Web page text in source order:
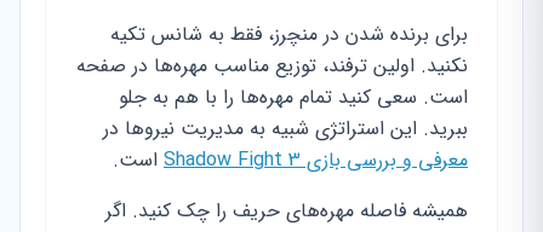
برای برنده شدن در منچرز، فقط به شانس تکیه
نکنید. اولین ترفند، توزیع مناسب مهره‌ها در صفحه
است. سعی کنید تمام مهره‌ها را با هم به جلو
ببرید. این استراتژی شبیه به مدیریت نیروها در
معرفی و بررسی بازی Shadow Fight 3
است.
همیشه فاصله مهره‌های حریف را چک کنید. اگر